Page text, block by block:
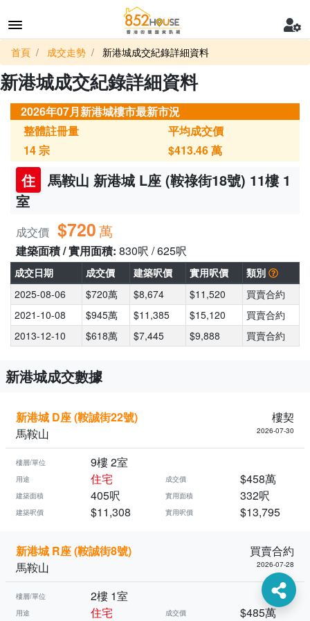
首頁 成交走勢 新港城成交紀錄詳細資料
新港城成交紀錄詳細資料
2026年07月新港城樓市最新市況
整體註冊量
14宗
平均成交價
$413.46萬
住
馬鞍山 新港城 L座 (鞍祿街18號) 11樓 1
室
成交價 $720萬
建築面積 / 實用面積: 830呎 / 625呎
成交日期 成交價 建築呎價 實用呎價
類別
2025-08-06
$720萬 $8,674 $11,520
買賣合約
2021-10-08
$945萬 $11,385 $15,120
買賣合約
2013-12-10
$618萬 $7,445 $9,888 買賣合約
新港城成交數據
新港城 D座 (鞍誠街22號)
樓契
馬鞍山
2026-07-30
樓層/單位 9樓 2室
用途 住宅 成交價 $458萬
建築面積 405呎 實用面積 332呎
建築呎價 $11,308 實用呎價 $13,795
新港城 R座 (鞍誠街8號)
買賣合約
馬鞍山
2026-07-28
樓層/單位 2樓 1室
用途 住宅 成交價 $485萬